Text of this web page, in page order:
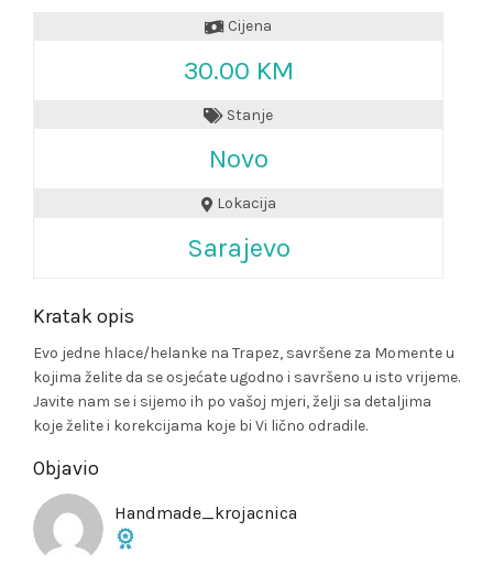
Cijena
30.00 KM
Stanje
Novo
Lokacija
Sarajevo
Kratak opis
Evo jedne hlace/helanke na Trapez, savršene za Momente u
kojima želite da se osjećate ugodno i savršeno u isto vrijeme.
Javite nam se i sijemo ih po vašoj mjeri, želji sa detaljima
koje želite i korekcijama koje bi Vi lično odradile.
Objavio
Handmade_krojacnica